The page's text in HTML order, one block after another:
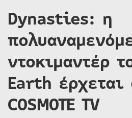
Dynasties: η
ντοκιμαντέρ
Earth έρχεται
COSMOTE TV